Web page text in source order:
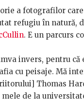
a fotografilor
refugiu în natură,
. E un parcurs
invers, pentru că
cu peisaje. Mă
Thomas
de la